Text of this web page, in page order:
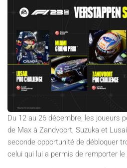
Du 12 au 26 décembre, les joueurs
de Max à Zandvoort, Suzuka et
seconde opportunité de débloquer
celui qui lui a permis de remporter le